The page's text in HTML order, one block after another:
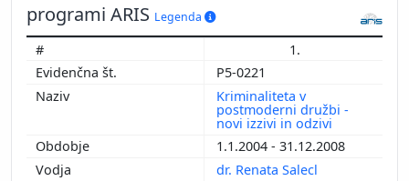
programi ARIS Legenda
1.
P5-0221
Kriminaliteta v
postmoderni družbi -
novi izzivi in odzivi
1.1.2004 - 31.12.2008
dr. Renata Salecl